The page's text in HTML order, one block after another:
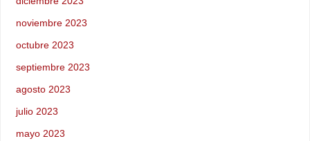
noviembre 2023
octubre 2023
septiembre 2023
agosto 2023
julio 2023
mayo 2023